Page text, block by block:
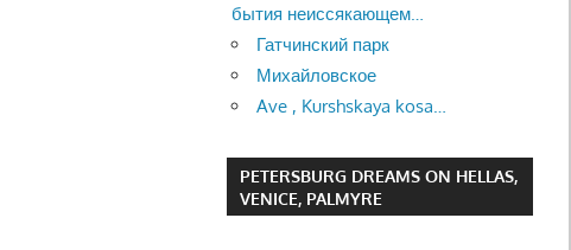
бытия неиссякающем…
Гатчинский парк
Михайловское
Ave , Kurshskaya kosa…
PETERSBURG DREAMS ON HELLAS,
VENICE, PALMYRE